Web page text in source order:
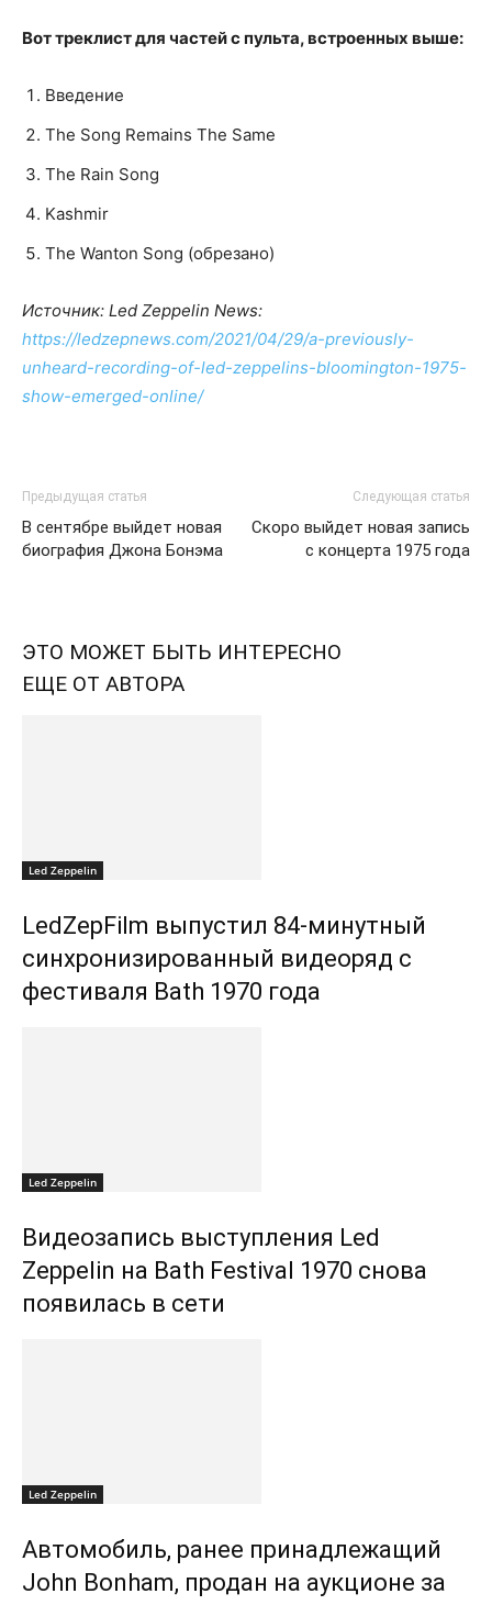
Вот треклист для частей с пульта, встроенных выше:
Введение
The Song Remains The Same
The Rain Song
Kashmir
The Wanton Song (обрезано)
Источник: Led Zeppelin News:
https://ledzepnews.com/2021/04/29/a-previously-
unheard-recording-of-led-zeppelins-bloomington-1975-
show-emerged-online/
Предыдущая статья
В сентябре выйдет новая
биография Джона Бонэма
Следующая статья
Скоро выйдет новая запись
с концерта 1975 года
ЭТО МОЖЕТ БЫТЬ ИНТЕРЕСНО
ЕЩЕ ОТ АВТОРА
Led Zeppelin
LedZepFilm выпустил 84-минутный
синхронизированный видеоряд с
фестиваля Bath 1970 года
Led Zeppelin
Видеозапись выступления Led
Zeppelin на Bath Festival 1970 снова
появилась в сети
Led Zeppelin
Автомобиль, ранее принадлежащий
John Bonham, продан на аукционе за